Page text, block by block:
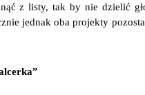
z listy, tak by nie dzielić
jednak oba projekty